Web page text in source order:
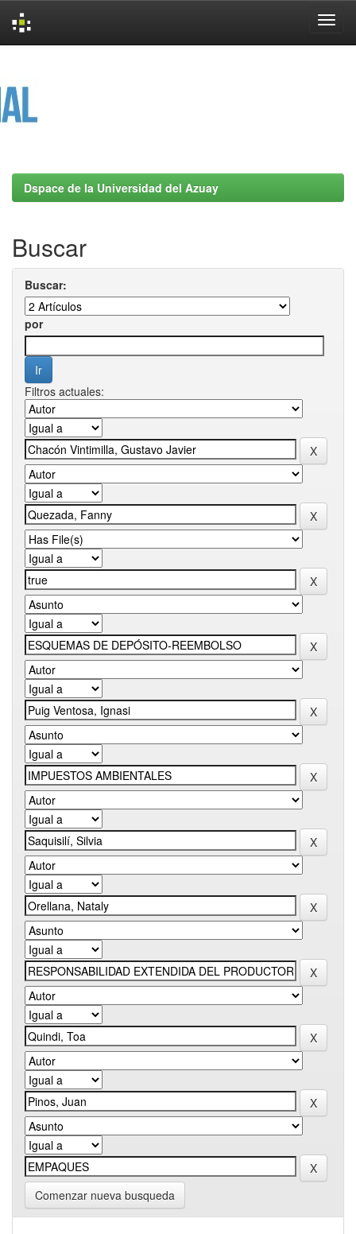
Dspace de la Universidad del Azuay
Buscar
Buscar:
por
Filtros actuales:
Comenzar nueva busqueda